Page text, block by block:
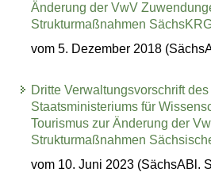
Änderung der VwV
Strukturmaßnahmen
vom 5. Dezember 2018
Dritte Verwaltungsvorschrift
Staatsministeriums für
Tourismus zur Änderung der
Strukturmaßnahmen
vom 10. Juni 2023 (SächsABl.